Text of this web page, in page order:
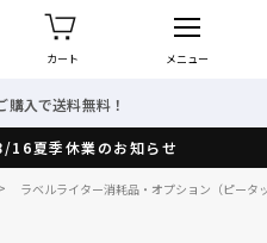
カート メニュー
！
夏季休業のお知らせ
ラベルライター消耗品・オプション（ピータ